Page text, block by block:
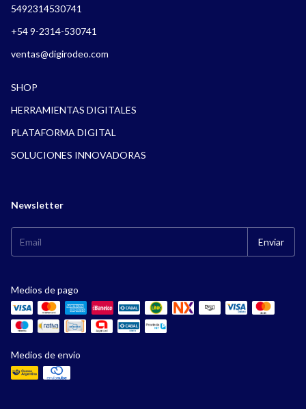
5492314530741
+54 9-2314-530741
ventas@digirodeo.com
SHOP
HERRAMIENTAS DIGITALES
PLATAFORMA DIGITAL
SOLUCIONES INNOVADORAS
Newsletter
Medios de pago
Medios de envío